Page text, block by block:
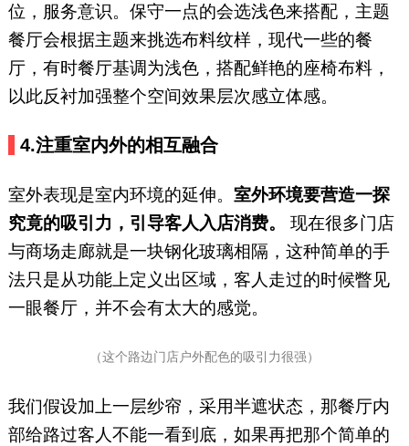
位，服务意识。保守一点的会选浅色来搭配，主题
餐厅会根据主题来挑选布料纹样，现代一些的餐
厅，有时餐厅基调为浅色，搭配鲜艳的座椅布料，
以此反衬加强整个空间效果层次感立体感。
4.注重室内外的相互融合
室外表现是室内环境的延伸。 室外环境要营造一探
究竟的吸引力，引导客人入店消费。 现在很多门店
与商场走廊就是一块钢化玻璃相隔，这种简单的手
法只是从功能上定义出区域，客人走过的时候瞥见
一眼餐厅，并不会有太大的感觉。
（这个路边门店户外配色的吸引力很强）
我们假设加上一层纱帘，采用半遮状态，那餐厅内
部给路过客人不能一看到底，如果再把那个简单的